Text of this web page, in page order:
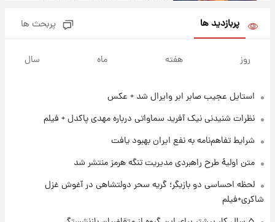
روزها پربارش‌تر خواهند بود؟
۱ روز پیش
شد؛ تیکدری، محبی و سرگیف با اعداد ویژه
جزئیات فعال‌سازی «کیف پول ایران» اعلام
شد+فیلم
پربازدید ها پربحث ها
روز هفته ماه سال
استایل عجیب صابر ابر وایرال شد + عکس
نظرات شنیدنی نیک آفرید سماواتی درباره مهدی پاکدل + فیلم
شرایط تفاهم‌نامه به نفع ایران بهبود یافت
متن اولیۀ طرح راهبردی مدیریت تنگه هرمز منتشر شد
لحظه احساسی دو بازیگر؛ گریه سحر دولتشاهی در آغوش غزل
شاکری+فیلم